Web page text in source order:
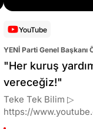
YouTube
YENİ Parti Genel Başkanı
Altaylı
"Her kuruş
vereceğiz!"
Teke Tek Bilim ▷
https://